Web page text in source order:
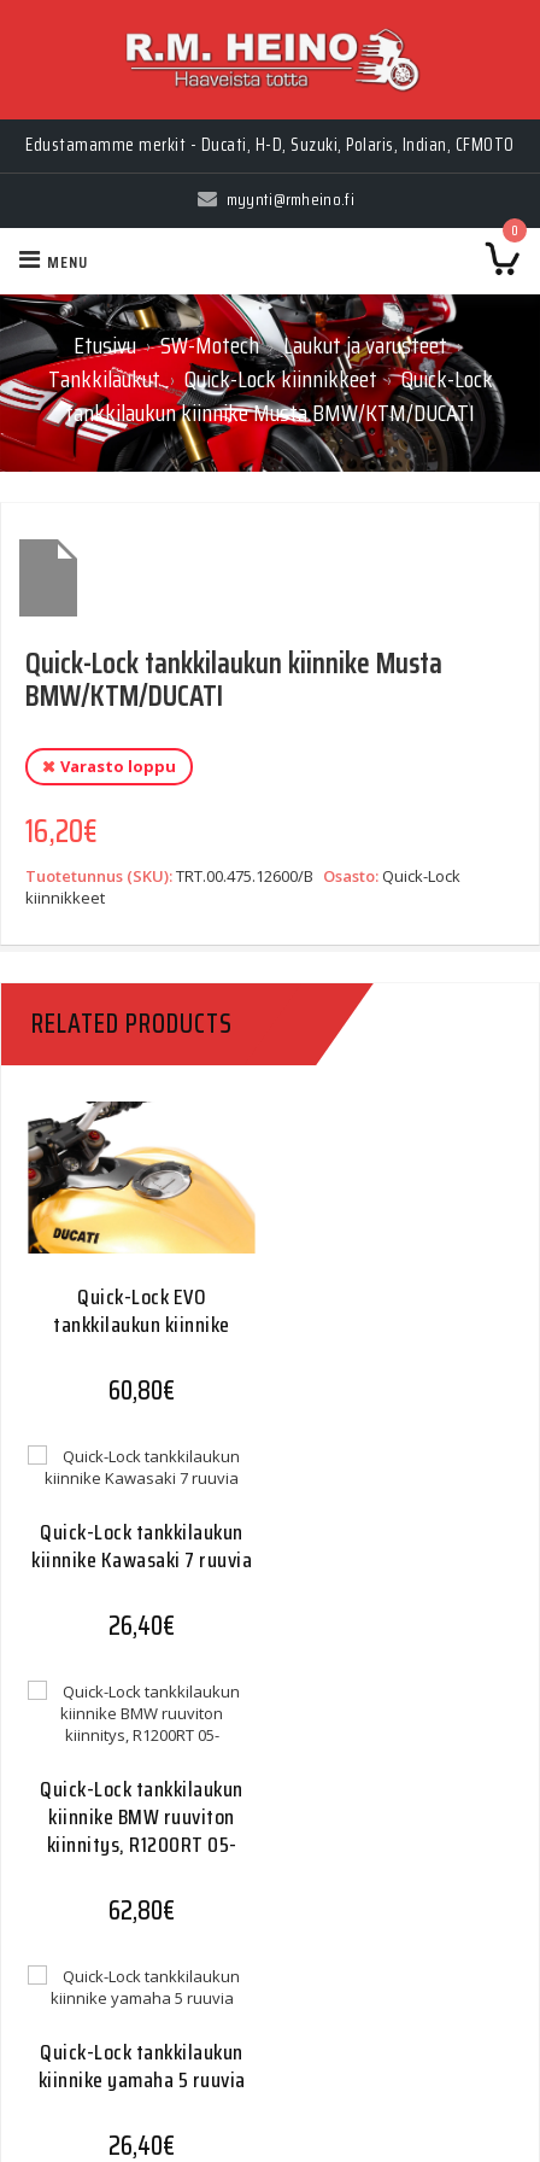
Edustamamme merkit - Ducati, H-D, Suzuki, Polaris, Indian, CFMOTO
myynti@rmheino.fi
0
MENU
Etusivu › SW-Motech › Laukut ja varusteet ›
Tankkilaukut › Quick-Lock kiinnikkeet › Quick-Lock
tankkilaukun kiinnike Musta BMW/KTM/DUCATI
Quick-Lock tankkilaukun kiinnike Musta
BMW/KTM/DUCATI
Varasto loppu
16,20€
Tuotetunnus (SKU):TRT.00.475.12600/B Osasto:Quick-Lock
kiinnikkeet
RELATED PRODUCTS
Quick-Lock EVO
tankkilaukun kiinnike
60,80€
Quick-Lock tankkilaukun
kiinnike Kawasaki 7 ruuvia
26,40€
Quick-Lock tankkilaukun
kiinnike BMW ruuviton
kiinnitys, R1200RT 05-
62,80€
Quick-Lock tankkilaukun
kiinnike yamaha 5 ruuvia
26,40€